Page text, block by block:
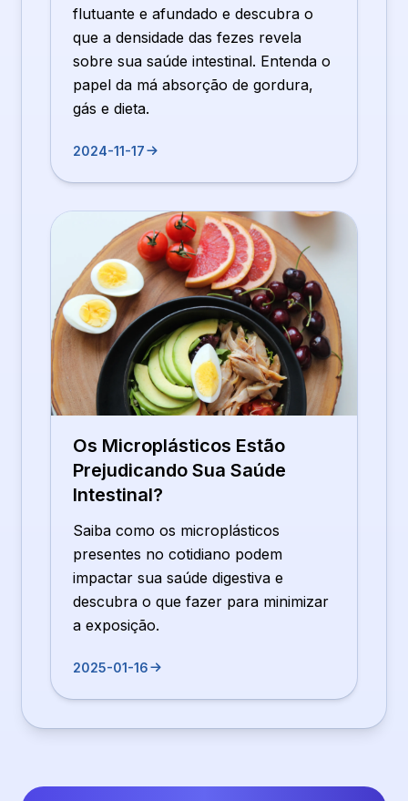
flutuante e afundado e descubra o
que a densidade das fezes revela
sobre sua saúde intestinal. Entenda o
papel da má absorção de gordura,
gás e dieta.
2024-11-17
Os Microplásticos Estão
Prejudicando Sua Saúde
Intestinal?
Saiba como os microplásticos
presentes no cotidiano podem
impactar sua saúde digestiva e
descubra o que fazer para minimizar
a exposição.
2025-01-16